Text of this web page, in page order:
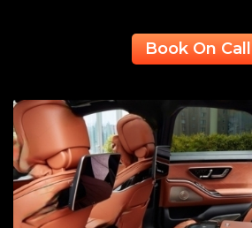
Book On Call